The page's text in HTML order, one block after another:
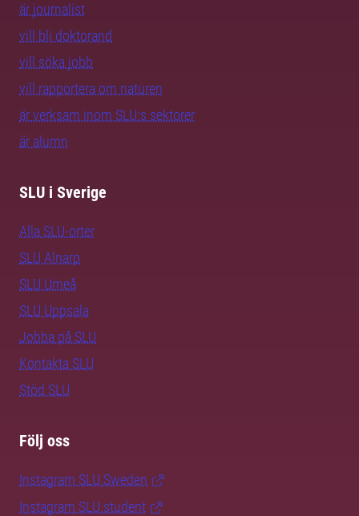
är journalist
vill bli doktorand
vill söka jobb
vill rapportera om naturen
är verksam inom SLU:s sektorer
är alumn
SLU i Sverige
Alla SLU-orter
SLU Alnarp
SLU Umeå
SLU Uppsala
Jobba på SLU
Kontakta SLU
Stöd SLU
Följ oss
Instagram SLU.Sweden
Instagram SLU.student